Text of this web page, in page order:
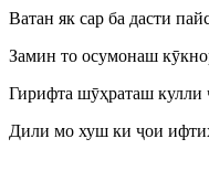
Ватан як сар ба дасти
Замин то осумонаш кӯ
Гирифта шӯҳраташ кулли
Дили мо хуш ки ҷои